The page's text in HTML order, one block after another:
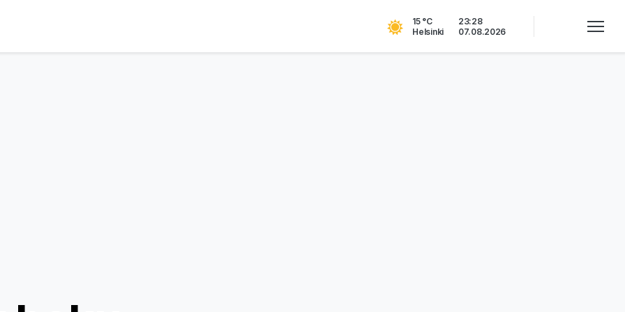
15 °C
Helsinki
23:28
07.08.2026